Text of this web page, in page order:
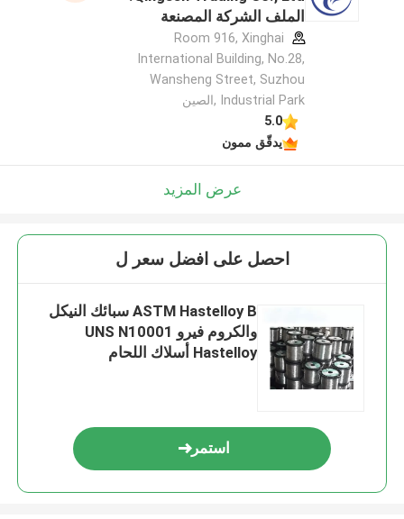
الملف الشركة المصنعة
Room 916, Xinghai
International Building, No.28,
Wansheng Street, Suzhou
Industrial Park ,الصين
5.0
يدقّق ممون
عرض المزيد
احصل على افضل سعر ل
ASTM Hastelloy B سبائك النيكل
والكروم فيرو UNS N10001
Hastelloy أسلاك اللحام
استمر